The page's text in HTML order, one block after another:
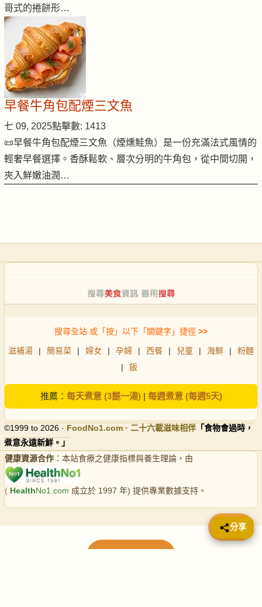
哥式的捲餅形…
早餐牛角包配煙三文魚
七 09, 2025點擊數: 1413
📜早餐牛角包配煙三文魚（煙燻鮭魚）是一份充滿法式風情的
輕奢早餐選擇。香酥鬆軟、層次分明的牛角包，從中間切開，
夾入鮮嫩油潤…
搜尋全站 或「按」以下「關鍵字」捷徑 >>
滋補湯 | 簡易菜 | 婦女 | 孕婦 | 西餐 | 兒童 | 海鮮 |
粉麵
|
飯
推薦： 每天煮意 (3餸一湯)| 每週煮意 (每週5天)
©1999 to 2026 · FoodNo1.com · 二十六載滋味相伴 「食物會過時，
煮意永遠新鮮。」
健康資源合作 ：本站食療之健康指標與養生理論，由
( HealthNo1.com 成立於 1997 年) 提供專業數據支持。
📤 分享
分享